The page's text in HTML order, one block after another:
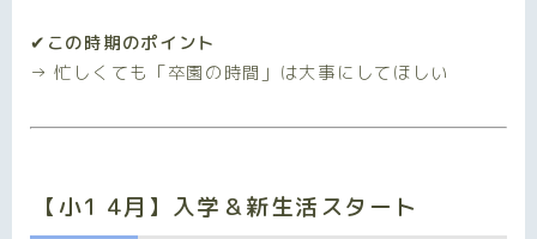
✔この時期のポイント
→ 忙しくても「卒園の時間」は大事にしてほしい
【小1 4月】入学＆新生活スタート